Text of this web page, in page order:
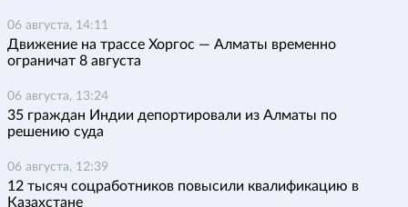
06 августа, 14:11
Движение на трассе Хоргос — Алматы временно
ограничат 8 августа
06 августа, 13:24
35 граждан Индии депортировали из Алматы по
решению суда
06 августа, 12:39
12 тысяч соцработников повысили квалификацию в
Казахстане